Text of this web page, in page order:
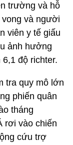
trường và hỗ
và người
viên y tế giấu
ảnh hưởng
độ richter.
tra quy mô lớn
phiến quân
tháng
rơi vào chiến
cứu trợ